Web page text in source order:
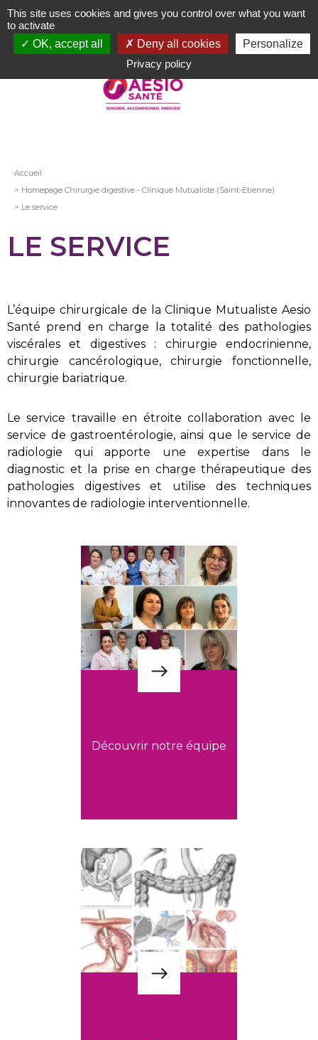
Aller
au
contenu
Fil
d'Ariane
Accueil
Homepage Chirurgie digestive - Clinique Mutualiste (Saint-Etienne)
Le service
LE SERVICE
L’équipe chirurgicale de la Clinique Mutualiste Aesio
Santé prend en charge la totalité des pathologies
viscérales et digestives : chirurgie endocrinienne,
chirurgie cancérologique, chirurgie fonctionnelle,
chirurgie bariatrique.
Le service travaille en étroite collaboration avec le
service de gastroentérologie, ainsi que le service de
radiologie qui apporte une expertise dans le
diagnostic et la prise en charge thérapeutique des
pathologies digestives et utilise des techniques
innovantes de radiologie interventionnelle.
Découvrir notre équipe
This site uses cookies and gives you control over what you want
to activate
OK, accept all
Deny all cookies
Personalize
Privacy policy